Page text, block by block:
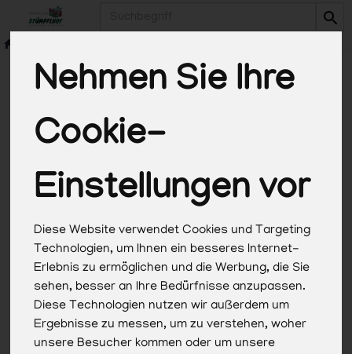
Nehmen Sie Ihre
Cookie-
Einstellungen vor
Diese Website verwendet Cookies und Targeting
Technologien, um Ihnen ein besseres Internet-
Erlebnis zu ermöglichen und die Werbung, die Sie
sehen, besser an Ihre Bedürfnisse anzupassen.
Diese Technologien nutzen wir außerdem um
Ergebnisse zu messen, um zu verstehen, woher
unsere Besucher kommen oder um unsere
*Alle Preise in Euro (€) inkl. gesetzlicher
optionaler Servicegebühren. Weitere Informationen
finden Siehier.